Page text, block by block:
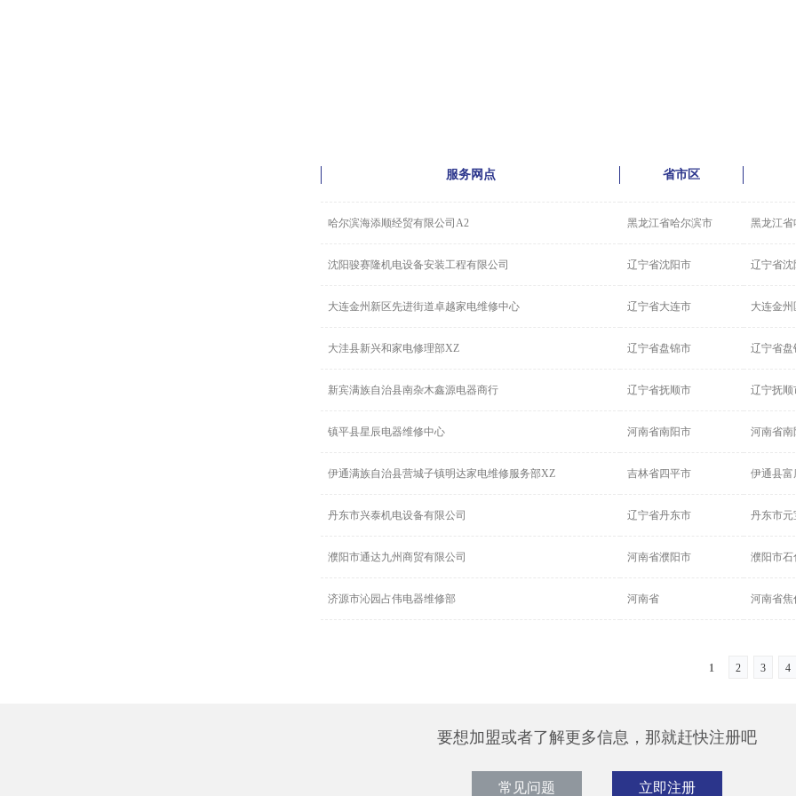
服务网点 省市区
哈尔滨海添顺经贸有限公司A2 黑龙江省哈尔滨市 黑龙江省
沈阳骏赛隆机电设备安装工程有限公司 辽宁省沈阳市 辽宁省沈
大连金州新区先进街道卓越家电维修中心 辽宁省大连市 大连金
大洼县新兴和家电修理部XZ 辽宁省盘锦市 辽宁省盘
新宾满族自治县南杂木鑫源电器商行 辽宁省抚顺市 辽宁抚顺
镇平县星辰电器维修中心 河南省南阳市 河南省南
伊通满族自治县营城子镇明达家电维修服务部XZ 吉林省四平市 伊通县富
丹东市兴泰机电设备有限公司 辽宁省丹东市 丹东市元
濮阳市通达九州商贸有限公司 河南省濮阳市 濮阳市石
济源市沁园占伟电器维修部 河南省 河南省焦
1 2 3 4
要想加盟或者了解更多信息，那就赶快注册吧
常见问题 立即注册